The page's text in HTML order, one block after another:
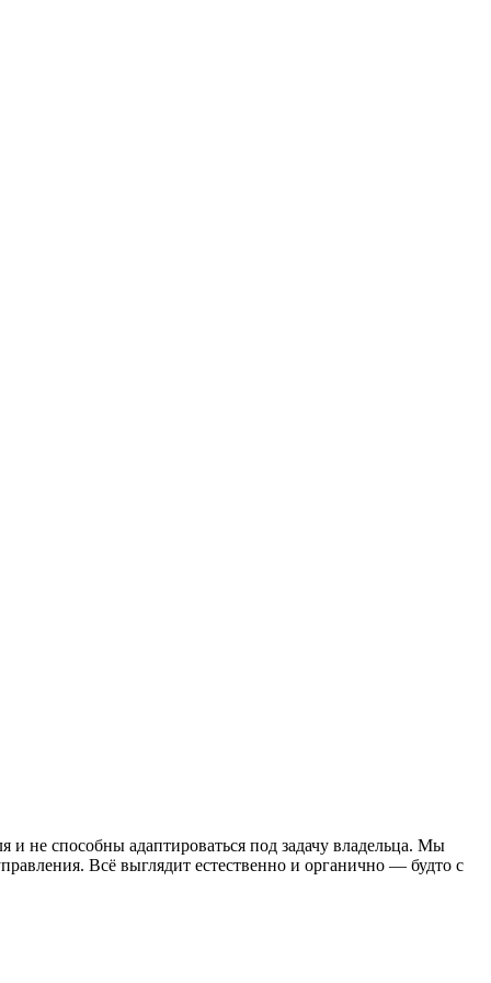
не способны адаптироваться под задачу владельца. Мы
Всё выглядит естественно и органично — будто с